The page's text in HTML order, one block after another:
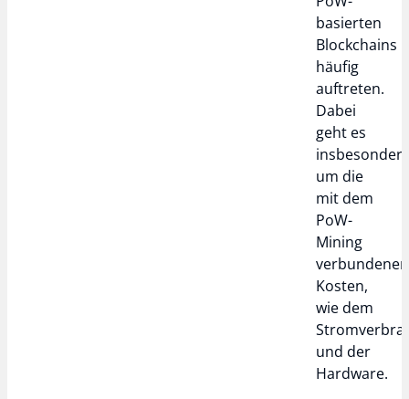
basierten
Blockchains
häufig
auftreten.
Dabei
geht es
um die
mit dem
PoW-
Mining
verbundenen
Kosten,
wie dem
und der
Hardware.